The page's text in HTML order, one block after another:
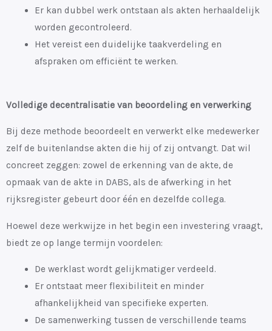
Er kan dubbel werk ontstaan als akten herhaaldelijk
worden gecontroleerd.
Het vereist een duidelijke taakverdeling en
afspraken om efficiënt te werken.
Volledige decentralisatie van beoordeling en verwerking
Bij deze methode beoordeelt en verwerkt elke medewerker
zelf de buitenlandse akten die hij of zij ontvangt. Dat wil
concreet zeggen: zowel de erkenning van de akte, de
opmaak van de akte in DABS, als de afwerking in het
rijksregister gebeurt door één en dezelfde collega.
Hoewel deze werkwijze in het begin een investering vraagt,
biedt ze op lange termijn voordelen:
De werklast wordt gelijkmatiger verdeeld.
Er ontstaat meer flexibiliteit en minder
afhankelijkheid van specifieke experten.
De samenwerking tussen de verschillende teams